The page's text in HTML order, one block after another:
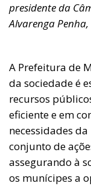
presidente da
Alvarenga Penha,
A Prefeitura de
da sociedade é
recursos
eficiente e em
necessidades
conjunto de
assegurando à
os munícipes a